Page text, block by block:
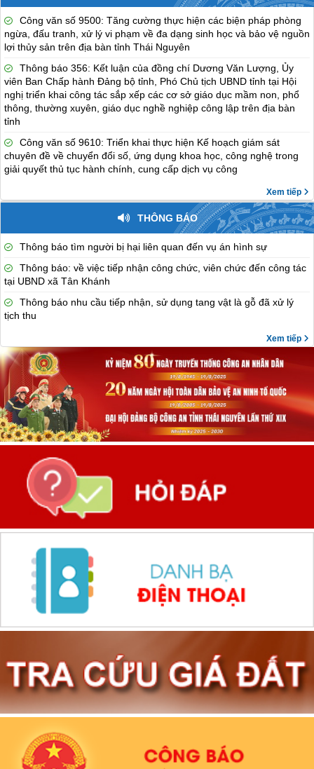
Công văn số 9500: Tăng cường thực hiện các biện pháp phòng
ngừa, đấu tranh, xử lý vi phạm về đa dạng sinh học và bảo vệ nguồn
lợi thủy sản trên địa bàn tỉnh Thái Nguyên
Thông báo 356: Kết luận của đồng chí Dương Văn Lượng, Ủy
viên Ban Chấp hành Đảng bộ tỉnh, Phó Chủ tịch UBND tỉnh tại Hội
nghị triển khai công tác sắp xếp các cơ sở giáo dục mầm non, phổ
thông, thường xuyên, giáo dục nghề nghiệp công lập trên địa bàn
tỉnh
Công văn số 9610: Triển khai thực hiện Kế hoạch giám sát
chuyên đề về chuyển đổi số, ứng dụng khoa học, công nghệ trong
giải quyết thủ tục hành chính, cung cấp dịch vụ công
Xem tiếp
THÔNG BÁO
Thông báo tìm người bị hại liên quan đến vụ án hình sự
Thông báo: về việc tiếp nhận công chức, viên chức đến công tác
tại UBND xã Tân Khánh
Thông báo nhu cầu tiếp nhận, sử dụng tang vật là gỗ đã xử lý
tịch thu
Xem tiếp